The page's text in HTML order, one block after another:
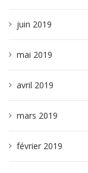
juin 2019
mai 2019
avril 2019
mars 2019
février 2019